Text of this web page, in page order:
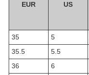
EUR US
35
5
35.5
5.5
36
6